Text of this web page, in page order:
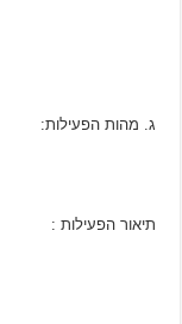
ג. מהות הפעילות:
תיאור הפעילות :